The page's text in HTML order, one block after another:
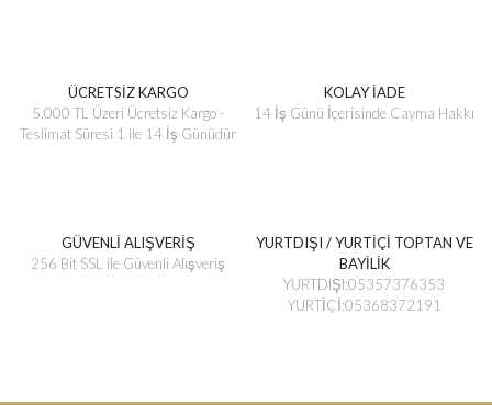
ÜCRETSİZ KARGO
5.000 TL Üzeri Ücretsiz Kargo -
Teslimat Süresi 1 ile 14 İş Günüdür
KOLAY İADE
14 İş Günü İçerisinde Cayma Hakkı
GÜVENLİ ALIŞVERİŞ
256 Bit SSL ile Güvenli Alışveriş
YURTDIŞI / YURTİÇİ TOPTAN VE
BAYİLİK
YURTDIŞI:05357376353
YURTİÇİ:05368372191